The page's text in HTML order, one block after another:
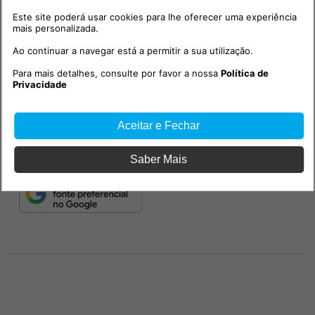
Bilhetes disponíveis em: www.ticketline.pt
Este site poderá usar cookies para lhe oferecer uma experiência
mais personalizada.
Ao continuar a navegar está a permitir a sua utilização.
Para mais detalhes, consulte por favor a nossaPolítica de
Privacidade
Aceitar e Fechar
Saber Mais